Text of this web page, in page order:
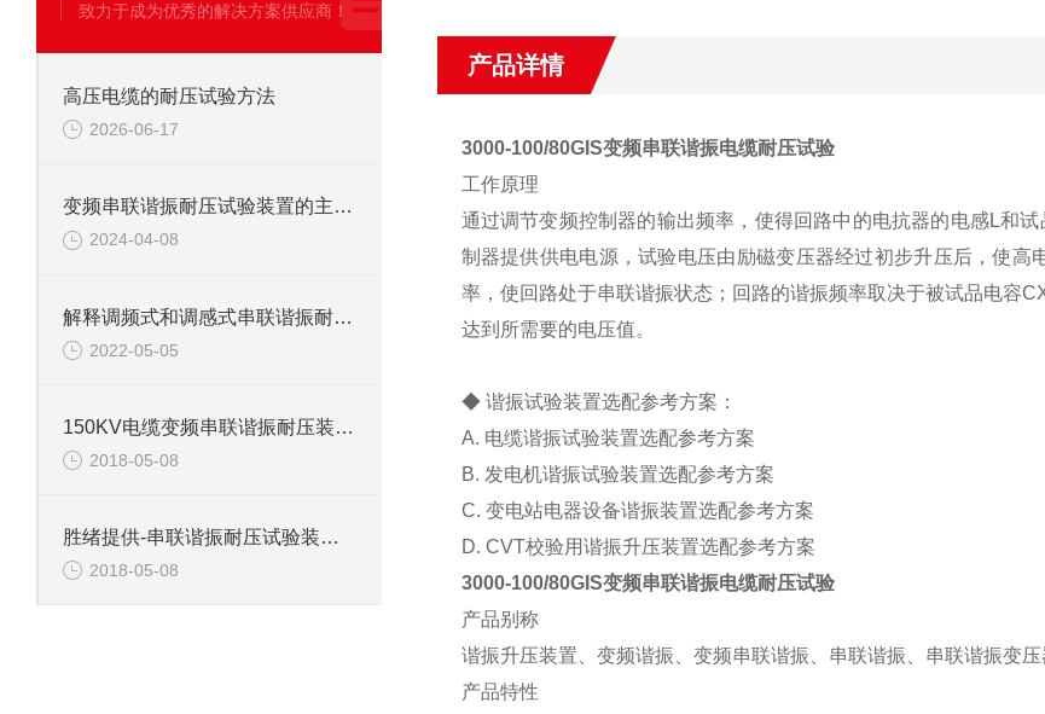
致力于成为优秀的解决方案供应商！
高压电缆的耐压试验方法
2026-06-17
变频串联谐振耐压试验装置的主要应用
2024-04-08
解释调频式和调感式串联谐振耐压试验装置有什么区别？
2022-05-05
150KV电缆变频串联谐振耐压装置介绍
2018-05-08
胜绪提供-串联谐振耐压试验装置主要功能
2018-05-08
产品详情
3000-100/80GIS变频串联谐振电缆耐压试验
工作原理
通过调节变频控制器的输出频率，使得回路中的电抗器的电感L和
制器提供供电电源，试验电压由励磁变压器经过初步升压后，使
率，使回路处于串联谐振状态；回路的谐振频率取决于被试品电容
达到所需要的电压值。
◆ 谐振试验装置选配参考方案：
A. 电缆谐振试验装置选配参考方案
B. 发电机谐振试验装置选配参考方案
C. 变电站电器设备谐振装置选配参考方案
D. CVT校验用谐振升压装置选配参考方案
3000-100/80GIS变频串联谐振电缆耐压试验
产品别称
谐振升压装置、变频谐振、变频串联谐振、串联谐振、串联谐振变
产品特性